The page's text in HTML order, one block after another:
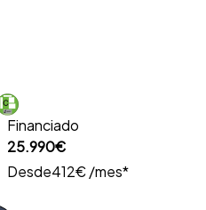
Financiado
25.990€
Desde412€ /mes*